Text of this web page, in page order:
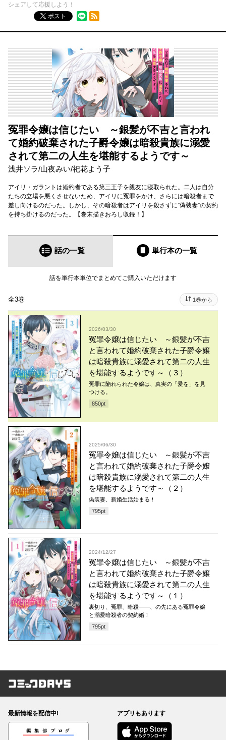
シェアして応援しよう！
ポスト
RSSフィード
冤罪令嬢は信じたい ～銀髪が不吉と言われ
て婚約破棄された子爵令嬢は暗殺貴族に溺愛
されて第二の人生を堪能するようです～
浅井ソラ/山夜みい/祀花よう子
アイリ・ガラントは婚約者である第三王子を親友に寝取られた。二人は自分
たちの立場を悪くさせないため、アイリに冤罪をかけ、さらには暗殺者まで
差し向けるのだった。しかし、その暗殺者はアイリを殺さずに”偽装妻”の契約
を持ち掛けるのだった。【巻末描きおろし収録！】
話の一覧 単行本の一覧
話を単行本単位でまとめてご購入いただけます
全3巻 1巻から
2026/03/30
冤罪令嬢は信じたい ～銀髪が不吉
と言われて婚約破棄された子爵令嬢
は暗殺貴族に溺愛されて第二の人生
を堪能するようです～（３）
冤罪に陥れられた令嬢は、真実の「愛を」を見
つける。
850pt
2025/06/30
冤罪令嬢は信じたい ～銀髪が不吉
と言われて婚約破棄された子爵令嬢
は暗殺貴族に溺愛されて第二の人生
を堪能するようです～（２）
偽装妻、新婚生活始まる！
795pt
2024/12/27
冤罪令嬢は信じたい ～銀髪が不吉
と言われて婚約破棄された子爵令嬢
は暗殺貴族に溺愛されて第二の人生
を堪能するようです～（１）
裏切り、冤罪、暗殺——、の先にある冤罪令嬢
と溺愛暗殺者の契約婚！
795pt
コミックDAYS
最新情報を配信中!
編集部ブログ
アプリもあります